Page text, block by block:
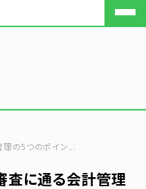
理の5つのポイン...
査に通る会計管理